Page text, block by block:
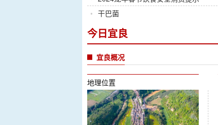
• 干巴菌
今日宜良
宜良概况
地理位置